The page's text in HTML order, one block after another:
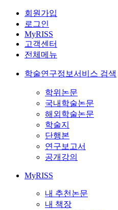
회원가입
로그인
MyRISS
고객센터
전체메뉴
학술연구정보서비스 검색
학위논문
국내학술논문
해외학술논문
학술지
단행본
연구보고서
공개강의
MyRISS
내 추천논문
내 책장